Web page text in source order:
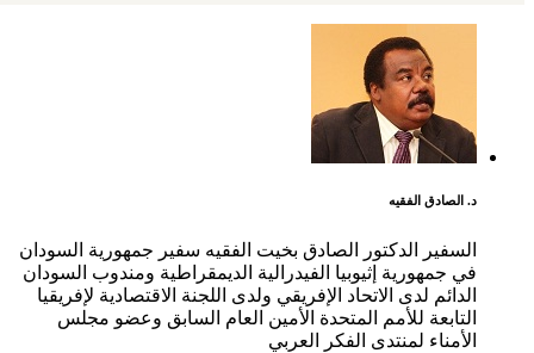
د. الصادق الفقيه
السفير الدكتور الصادق بخيت الفقيه سفير جمهورية السودان
في جمهورية إثيوبيا الفيدرالية الديمقراطية ومندوب السودان
الدائم لدى الاتحاد الإفريقي ولدى اللجنة الاقتصادية لإفريقيا
التابعة للأمم المتحدة الأمين العام السابق وعضو مجلس
الأمناء لمنتدى الفكر العربي